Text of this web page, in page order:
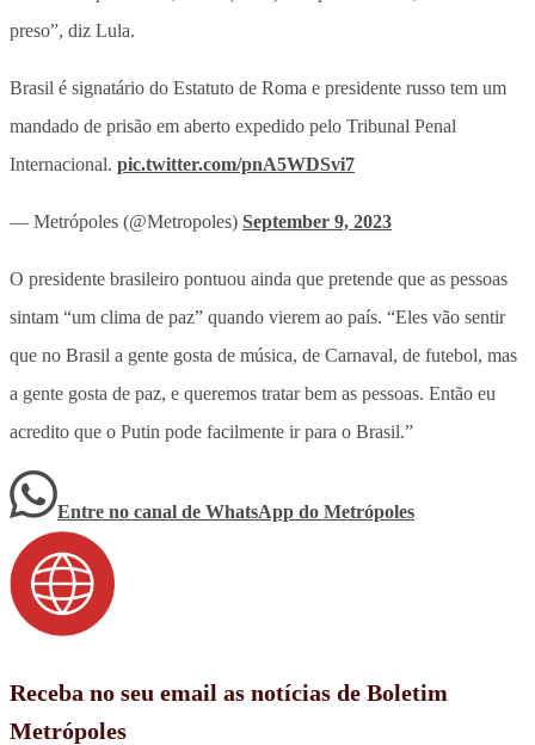
preso”, diz Lula.
Brasil é signatário do Estatuto de Roma e presidente russo tem um
mandado de prisão em aberto expedido pelo Tribunal Penal
Internacional. pic.twitter.com/pnA5WDSvi7
— Metrópoles (@Metropoles) September 9, 2023
O presidente brasileiro pontuou ainda que pretende que as pessoas
sintam “um clima de paz” quando vierem ao país. “Eles vão sentir
que no Brasil a gente gosta de música, de Carnaval, de futebol, mas
a gente gosta de paz, e queremos tratar bem as pessoas. Então eu
acredito que o Putin pode facilmente ir para o Brasil.”
Entre no canal de WhatsApp do Metrópoles
Receba no seu email as notícias de Boletim
Metrópoles